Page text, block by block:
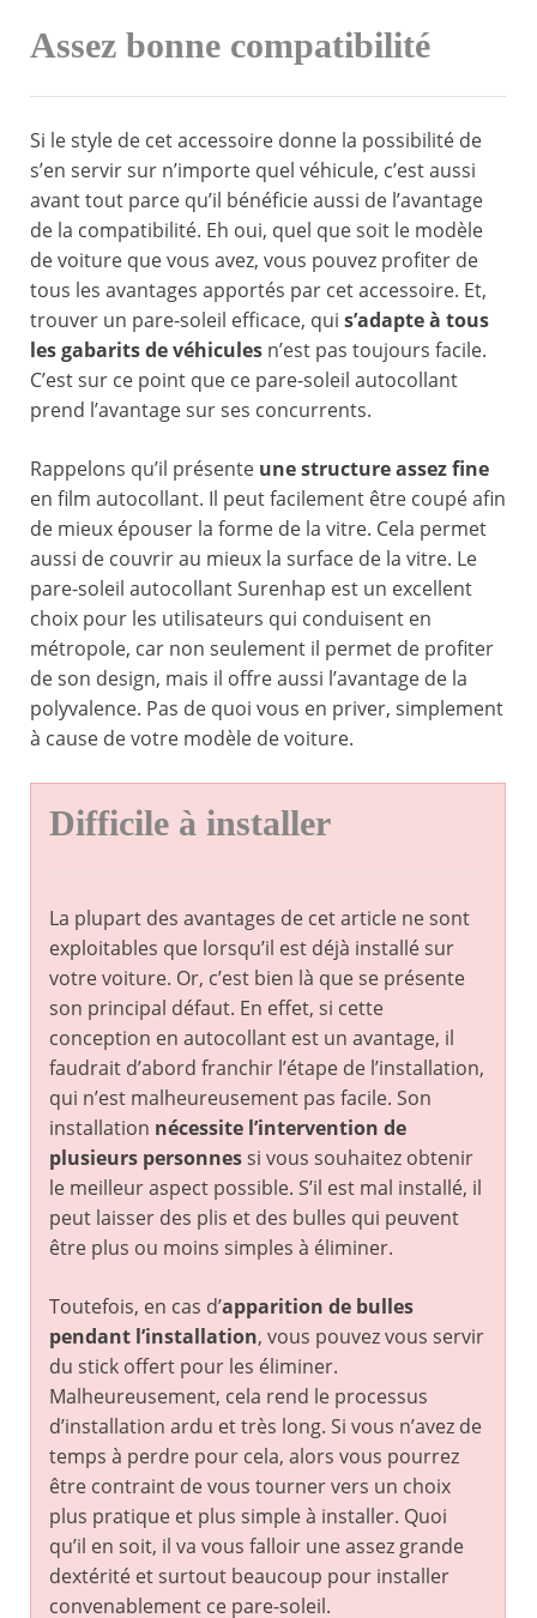
Assez bonne compatibilité
Si le style de cet accessoire donne la possibilité de
s’en servir sur n’importe quel véhicule, c’est aussi
avant tout parce qu’il bénéficie aussi de l’avantage
de la compatibilité. Eh oui, quel que soit le modèle
de voiture que vous avez, vous pouvez profiter de
tous les avantages apportés par cet accessoire. Et,
trouver un pare-soleil efficace, qui s’adapte à tous
les gabarits de véhicules n’est pas toujours facile.
C’est sur ce point que ce pare-soleil autocollant
prend l’avantage sur ses concurrents.
Rappelons qu’il présente une structure assez fine
en film autocollant. Il peut facilement être coupé afin
de mieux épouser la forme de la vitre. Cela permet
aussi de couvrir au mieux la surface de la vitre. Le
pare-soleil autocollant Surenhap est un excellent
choix pour les utilisateurs qui conduisent en
métropole, car non seulement il permet de profiter
de son design, mais il offre aussi l’avantage de la
polyvalence. Pas de quoi vous en priver, simplement
à cause de votre modèle de voiture.
Difficile à installer
La plupart des avantages de cet article ne sont
exploitables que lorsqu’il est déjà installé sur
votre voiture. Or, c’est bien là que se présente
son principal défaut. En effet, si cette
conception en autocollant est un avantage, il
faudrait d’abord franchir l’étape de l’installation,
qui n’est malheureusement pas facile. Son
installation nécessite l’intervention de
plusieurs personnessi vous souhaitez obtenir
le meilleur aspect possible. S’il est mal installé, il
peut laisser des plis et des bulles qui peuvent
être plus ou moins simples à éliminer.
Toutefois, en cas d’apparition de bulles
pendant l’installation, vous pouvez vous servir
du stick offert pour les éliminer.
Malheureusement, cela rend le processus
d’installation ardu et très long. Si vous n’avez de
temps à perdre pour cela, alors vous pourrez
être contraint de vous tourner vers un choix
plus pratique et plus simple à installer. Quoi
qu’il en soit, il va vous falloir une assez grande
dextérité et surtout beaucoup pour installer
convenablement ce pare-soleil.